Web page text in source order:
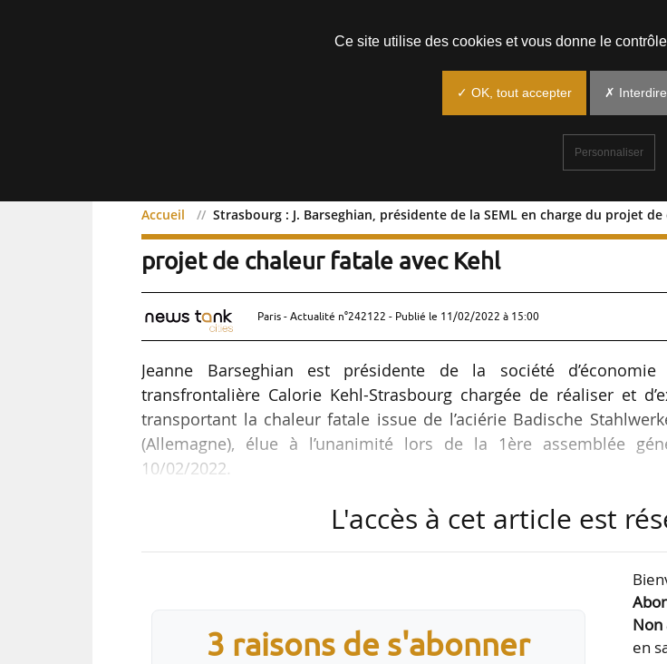
Accueil Strasbourg : J. Barseghian, présidente de la SEML en charge du projet
Strasbourg : J. Barseghian, présidente de la
projet de chaleur fatale avec Kehl
Paris - Actualité n°242122 - Publié le 11/02/2022 à 15:00
Jeanne Barseghian est présidente de la société d’économie
transfrontalière Calorie Kehl-Strasbourg chargée de réaliser et
transportant la chaleur fatale issue de l’aciérie Badische
(Allemagne), élue à l’unanimité lors de la 1ère assemblée
10/02/2022.
Objectif : récupérer la chaleur non exploitée produite par
chaleur de Kehl et l’entreprise BK Bioenergie à Kehl. Les études
projet seront réalisées d’ici à fin 2022. Les travaux de la conduite
L'accès à cet article est
3 raisons de s'abonner
Non
en
Ce site utilise des cookies et vous donne le
✓ OK, tout accepter ✗
Personnaliser